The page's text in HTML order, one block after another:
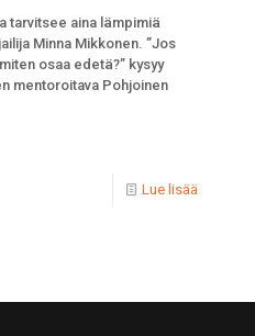
tarvitsee aina lämpimiä
Minna Mikkonen. ”Jos
osaa edetä?” kysyy
mentoroitava Pohjoinen
Lue lisää